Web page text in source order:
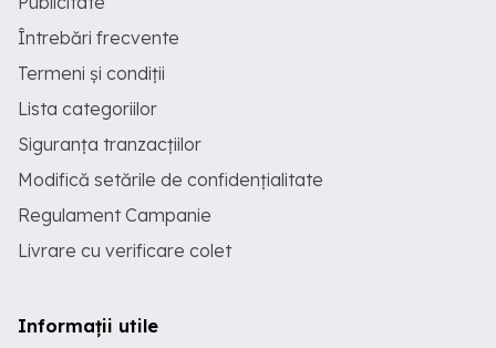
Întrebări frecvente
Termeni și condiții
Lista categoriilor
Siguranța tranzacțiilor
Modifică setările de confidențialitate
Regulament Campanie
Livrare cu verificare colet
Informații utile